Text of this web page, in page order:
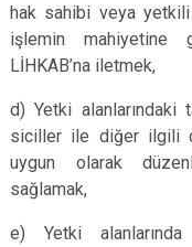
hak sahibi veya
işlemin mahiyetine
LİHKAB’na iletmek,
d) Yetki alanlarındaki
siciller ile diğer ilgili
uygun olarak
sağlamak,
e) Yetki